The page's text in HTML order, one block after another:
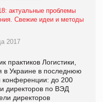
актуальные проблемы
Свежие идеи и методы
2017
Логистики,
в Украине в последнюю
конференции: до 200
и директоров по ВЭД
директоров